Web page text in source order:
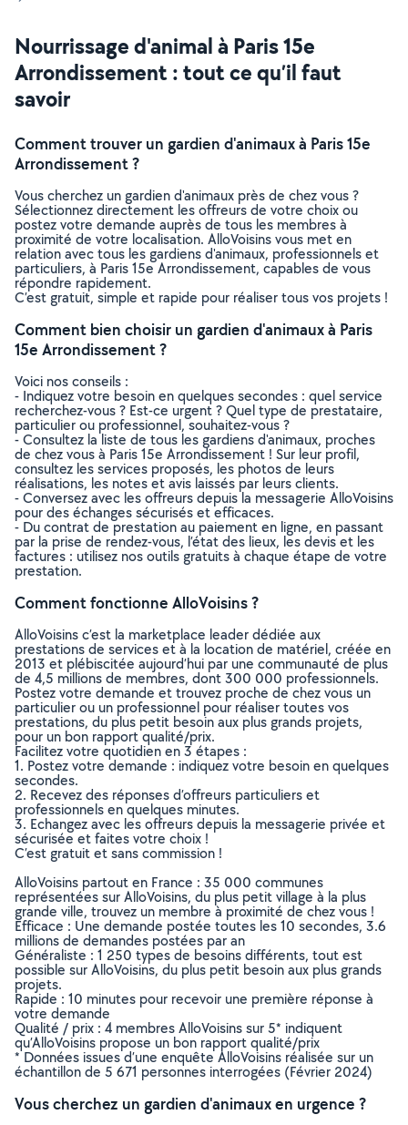
Nourrissage d'animal à Paris 15e
Arrondissement : tout ce qu’il faut
savoir
Comment trouver un gardien d'animaux à Paris 15e
Arrondissement ?
Vous cherchez un gardien d'animaux près de chez vous ?
Sélectionnez directement les offreurs de votre choix ou
postez votre demande auprès de tous les membres à
proximité de votre localisation. AlloVoisins vous met en
relation avec tous les gardiens d'animaux, professionnels et
particuliers, à Paris 15e Arrondissement, capables de vous
répondre rapidement.
C’est gratuit, simple et rapide pour réaliser tous vos projets !
Comment bien choisir un gardien d'animaux à Paris
15e Arrondissement ?
Voici nos conseils :
- Indiquez votre besoin en quelques secondes : quel service
recherchez-vous ? Est-ce urgent ? Quel type de prestataire,
particulier ou professionnel, souhaitez-vous ?
- Consultez la liste de tous les gardiens d'animaux, proches
de chez vous à Paris 15e Arrondissement ! Sur leur profil,
consultez les services proposés, les photos de leurs
réalisations, les notes et avis laissés par leurs clients.
- Conversez avec les offreurs depuis la messagerie AlloVoisins
pour des échanges sécurisés et efficaces.
- Du contrat de prestation au paiement en ligne, en passant
par la prise de rendez-vous, l’état des lieux, les devis et les
factures : utilisez nos outils gratuits à chaque étape de votre
prestation.
Comment fonctionne AlloVoisins ?
AlloVoisins c’est la marketplace leader dédiée aux
prestations de services et à la location de matériel, créée en
2013 et plébiscitée aujourd’hui par une communauté de plus
de 4,5 millions de membres, dont 300 000 professionnels.
Postez votre demande et trouvez proche de chez vous un
particulier ou un professionnel pour réaliser toutes vos
prestations, du plus petit besoin aux plus grands projets,
pour un bon rapport qualité/prix.
Facilitez votre quotidien en 3 étapes :
1. Postez votre demande : indiquez votre besoin en quelques
secondes.
2. Recevez des réponses d’offreurs particuliers et
professionnels en quelques minutes.
3. Echangez avec les offreurs depuis la messagerie privée et
sécurisée et faites votre choix !
C’est gratuit et sans commission !
AlloVoisins partout en France : 35 000 communes
représentées sur AlloVoisins, du plus petit village à la plus
grande ville, trouvez un membre à proximité de chez vous !
Efficace : Une demande postée toutes les 10 secondes, 3.6
millions de demandes postées par an
Généraliste : 1 250 types de besoins différents, tout est
possible sur AlloVoisins, du plus petit besoin aux plus grands
projets.
Rapide : 10 minutes pour recevoir une première réponse à
votre demande
Qualité / prix : 4 membres AlloVoisins sur 5* indiquent
qu’AlloVoisins propose un bon rapport qualité/prix
* Données issues d’une enquête AlloVoisins réalisée sur un
échantillon de 5 671 personnes interrogées (Février 2024)
Vous cherchez un gardien d'animaux en urgence ?